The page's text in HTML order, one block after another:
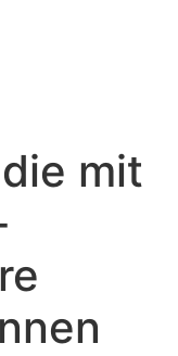
mit